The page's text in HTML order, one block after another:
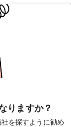
りますか？
を探すように勧め